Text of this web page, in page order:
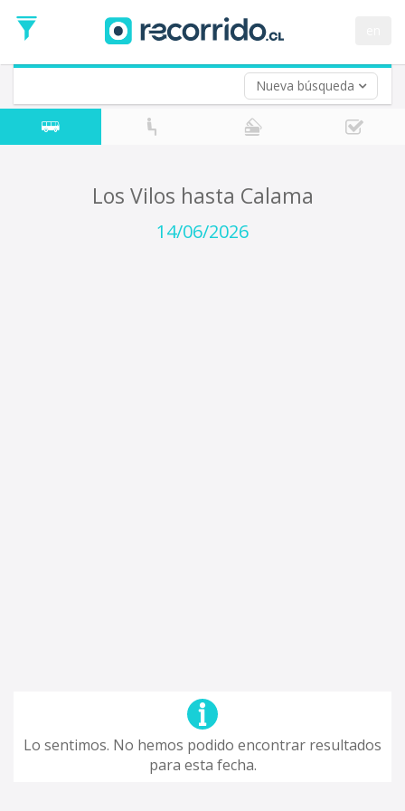
Nueva búsqueda
de
Ida
Vuelta (opcional)
Fecha
de
Los Vilos hasta Calama
14/06/2026
Lo sentimos. No hemos podido encontrar resultados
para esta fecha.